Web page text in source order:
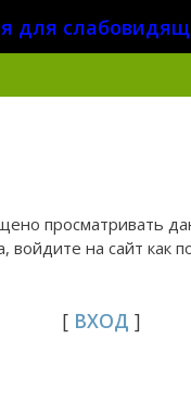
для
Х
просматривать
войдите на сайт как
[ ВХОД ]